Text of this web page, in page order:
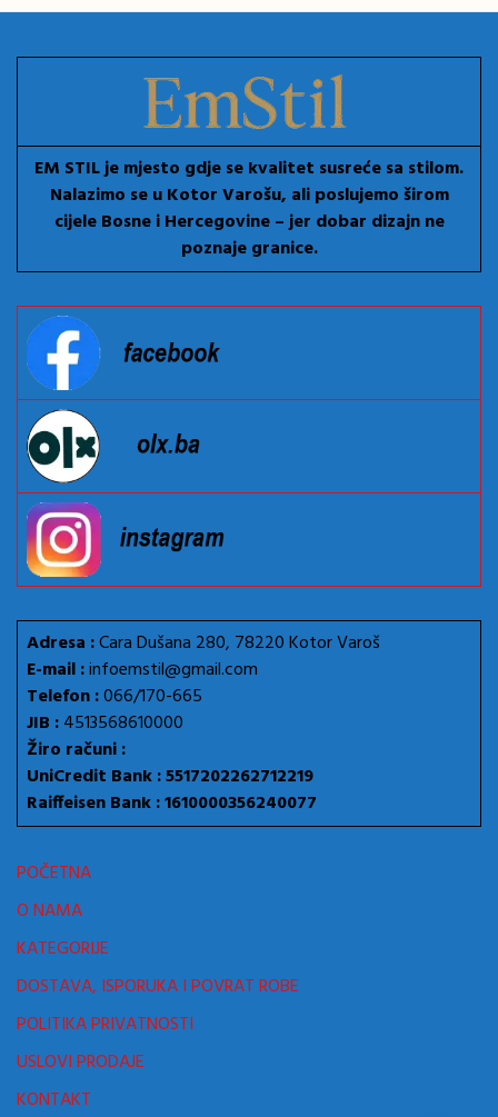
EM STIL je mjesto gdje se kvalitet susreće sa stilom.
Nalazimo se u Kotor Varošu, ali poslujemo širom
cijele Bosne i Hercegovine – jer dobar dizajn ne
poznaje granice.
Adresa :Cara Dušana 280, 78220 Kotor Varoš
E-mail :infoemstil@gmail.com
Telefon :066/170-665
JIB :4513568610000
Žiro računi :
UniCredit Bank : 5517202262712219
Raiffeisen Bank : 1610000356240077
POČETNA
O NAMA
KATEGORIJE
DOSTAVA, ISPORUKA I POVRAT ROBE
POLITIKA PRIVATNOSTI
USLOVI PRODAJE
KONTAKT